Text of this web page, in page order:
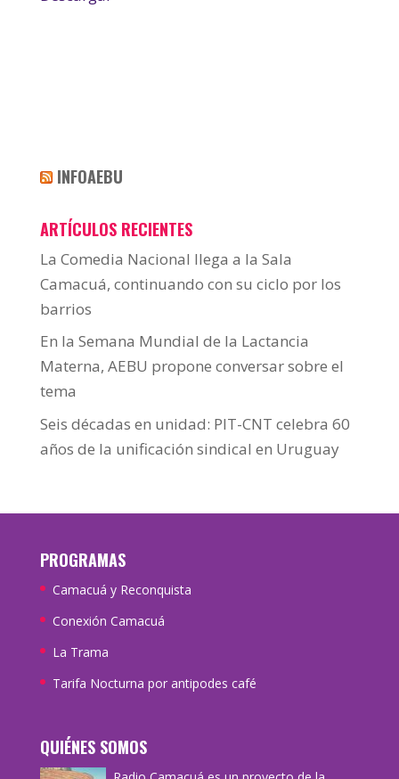
INFOAEBU
ARTÍCULOS RECIENTES
La Comedia Nacional llega a la Sala
Camacuá, continuando con su ciclo por los
barrios
En la Semana Mundial de la Lactancia
Materna, AEBU propone conversar sobre el
tema
Seis décadas en unidad: PIT-CNT celebra 60
años de la unificación sindical en Uruguay
PROGRAMAS
Camacuá y Reconquista
Conexión Camacuá
La Trama
Tarifa Nocturna por antipodes café
QUIÉNES SOMOS